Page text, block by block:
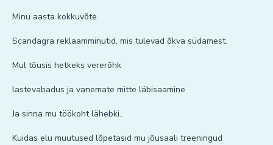
Minu aasta kokkuvõte
Scandagra reklaamminutid, mis tulevad õkva südamest.
Mul tõusis hetkeks vererõhk
lastevabadus ja vanemate mitte läbisaamine
Ja sinna mu töökoht lähebki..
Kuidas elu muutused lõpetasid mu jõusaali treeningud